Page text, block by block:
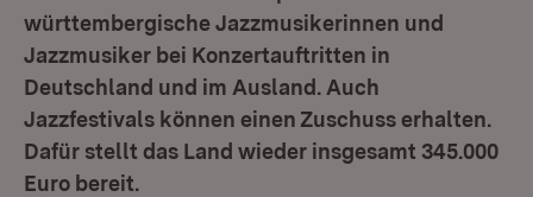
württembergische Jazzmusikerinnen und
Jazzmusiker bei Konzertauftritten in
Deutschland und im Ausland. Auch
Jazzfestivals können einen Zuschuss erhalten.
Dafür stellt das Land wieder insgesamt 345.000
Euro bereit.